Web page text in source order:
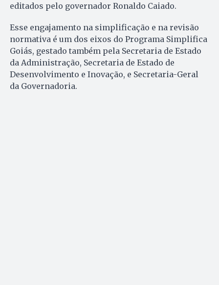
editados pelo governador Ronaldo Caiado.
Esse engajamento na simplificação e na revisão
normativa é um dos eixos do Programa Simplifica
Goiás, gestado também pela Secretaria de Estado
da Administração, Secretaria de Estado de
Desenvolvimento e Inovação, e Secretaria-Geral
da Governadoria.